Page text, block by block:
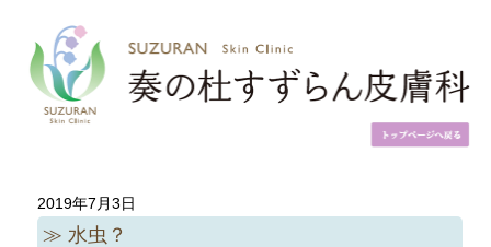
2019年7月3日
水虫？